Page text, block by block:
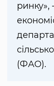
(ФАО).